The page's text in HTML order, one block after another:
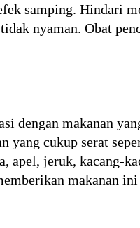
samping. Hindari
nyaman. Obat
dengan makanan
yang cukup serat
apel, jeruk, kacang-
makanan ini